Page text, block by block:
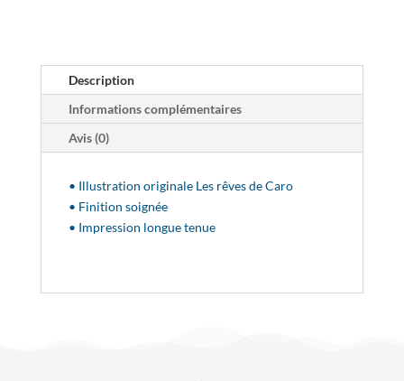
Description
Informations complémentaires
Avis (0)
• Illustration originale Les rêves de Caro
• Finition soignée
• Impression longue tenue